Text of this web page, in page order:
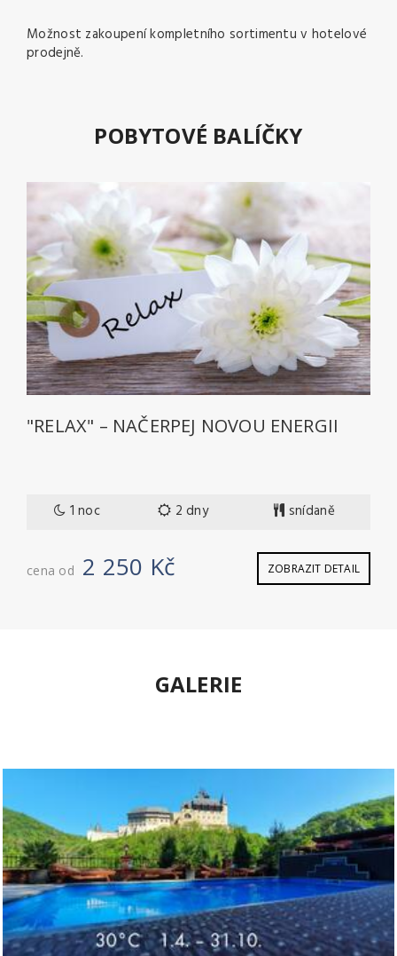
Možnost zakoupení kompletního sortimentu v hotelové
prodejně.
POBYTOVÉ BALÍČKY
"RELAX" – NAČERPEJ NOVOU ENERGII
1 noc 2 dny snídaně
cena od 2 250 Kč ZOBRAZIT DETAIL
GALERIE